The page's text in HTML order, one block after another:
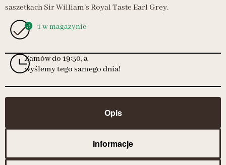
saszetkach Sir William’s Royal Taste Earl Grey.
1 w magazynie
Zamów do 19:30, a
wyślemy tego samego dnia!
Opis
Informacje